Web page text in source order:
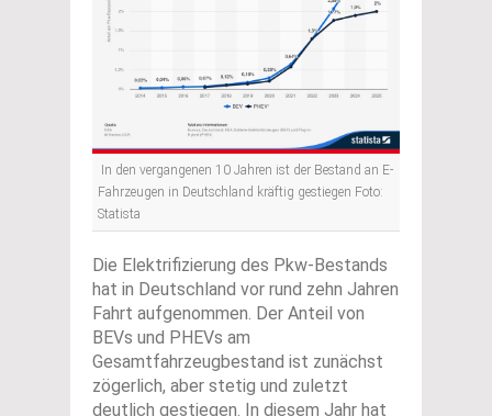
In den vergangenen 10 Jahren ist der Bestand an E-
Fahrzeugen in Deutschland kräftig gestiegen Foto:
Statista
Die Elektrifizierung des Pkw-Bestands
hat in Deutschland vor rund zehn Jahren
Fahrt aufgenommen. Der Anteil von
BEVs und PHEVs am
Gesamtfahrzeugbestand ist zunächst
zögerlich, aber stetig und zuletzt
deutlich gestiegen. In diesem Jahr hat